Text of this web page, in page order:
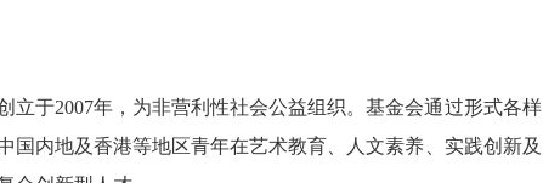
立于2007年，为非营利性社会公益组织。基金会通过形式各
国内地及香港等地区青年在艺术教育、人文素养、实践创新